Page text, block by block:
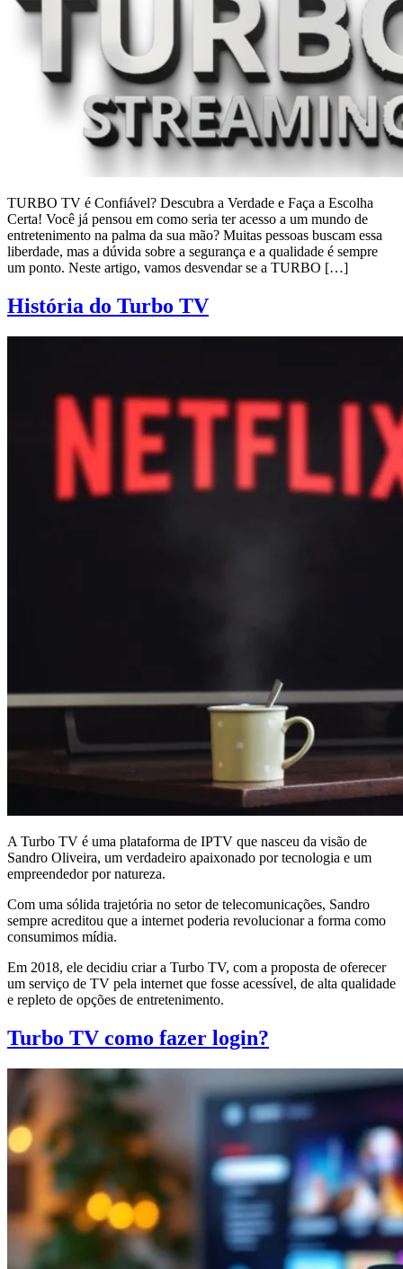
TURBO TV é Confiável? Descubra a Verdade e Faça a Escolha
Certa! Você já pensou em como seria ter acesso a um mundo de
entretenimento na palma da sua mão? Muitas pessoas buscam essa
liberdade, mas a dúvida sobre a segurança e a qualidade é sempre
um ponto. Neste artigo, vamos desvendar se a TURBO […]
História do Turbo TV
A Turbo TV é uma plataforma de IPTV que nasceu da visão de
Sandro Oliveira, um verdadeiro apaixonado por tecnologia e um
empreendedor por natureza.
Com uma sólida trajetória no setor de telecomunicações, Sandro
sempre acreditou que a internet poderia revolucionar a forma como
consumimos mídia.
Em 2018, ele decidiu criar a Turbo TV, com a proposta de oferecer
um serviço de TV pela internet que fosse acessível, de alta qualidade
e repleto de opções de entretenimento.
Turbo TV como fazer login?